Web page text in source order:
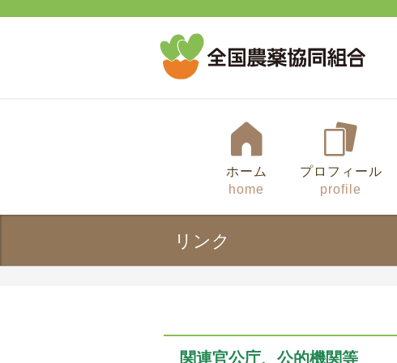
ホーム
home
プロフィール
profile
リンク
関連官公庁、公的機関等